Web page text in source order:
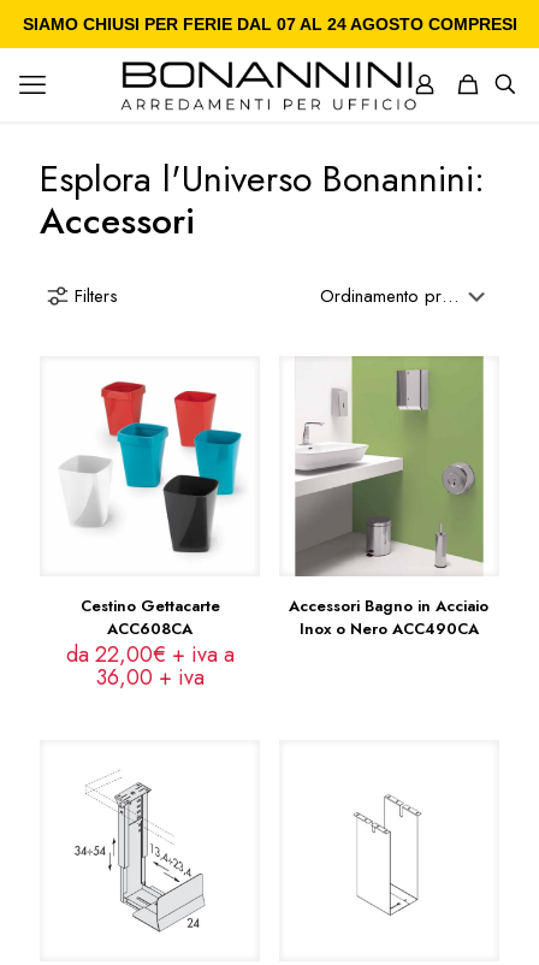
SIAMO CHIUSI PER FERIE DAL 07 AL 24 AGOSTO COMPRESI
Esplora l'Universo Bonannini:
Accessori
Filters
Cestino Gettacarte
ACC608CA
da 22,00€ + iva a
36,00 + iva
Accessori Bagno in Acciaio
Inox o Nero ACC490CA